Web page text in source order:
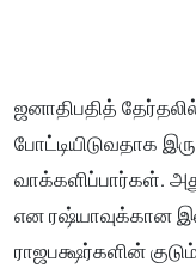
ஜனாதிபதித்
போட்டியிடுவதாக
வாக்களிப்பார்கள்.
என ரஷ்யாவுக்கான
ராஜபக்ஷர்களின்